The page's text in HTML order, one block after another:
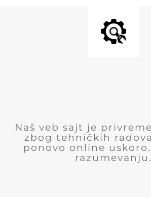
Naš veb sajt je
zbog tehničkih
ponovo online
razumevanju.